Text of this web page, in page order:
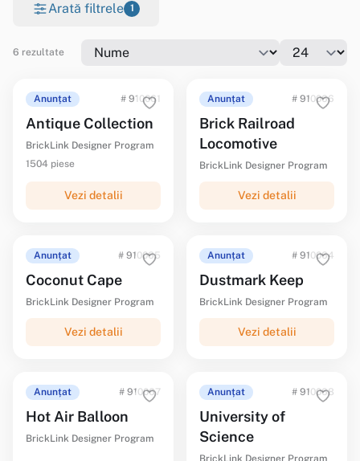
Arată filtrele 1
6 rezultate
Anunțat # 910061
Antique Collection
BrickLink Designer Program
1504 piese
Vezi detalii
Anunțat # 910066
Brick Railroad
Locomotive
BrickLink Designer Program
Vezi detalii
Anunțat # 910065
Coconut Cape
BrickLink Designer Program
Vezi detalii
Anunțat # 910064
Dustmark Keep
BrickLink Designer Program
Vezi detalii
Anunțat # 910067
Hot Air Balloon
BrickLink Designer Program
Anunțat # 910068
University of
Science
BrickLink Designer Program